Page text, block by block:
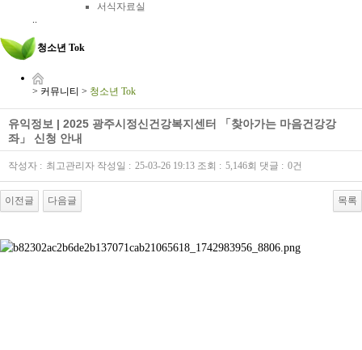
서식자료실
..
청소년 Tok
> 커뮤니티 > 청소년 Tok
유익정보 | 2025 광주시정신건강복지센터 「찾아가는 마음건강강
좌」 신청 안내
작성자 : 최고관리자 작성일 : 25-03-26 19:13 조회 : 5,146회 댓글 : 0건
이전글 다음글 목록